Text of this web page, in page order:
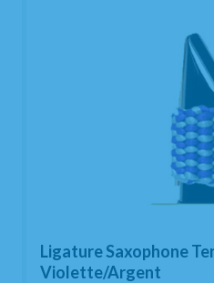
Ligature Saxophone
Violette/Argent